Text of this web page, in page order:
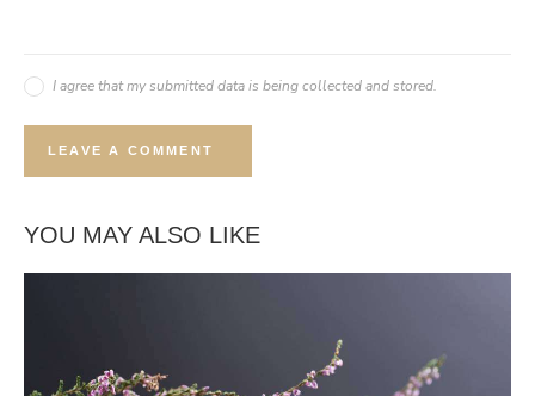
I agree that my submitted data is being collected and stored.
YOU MAY ALSO LIKE